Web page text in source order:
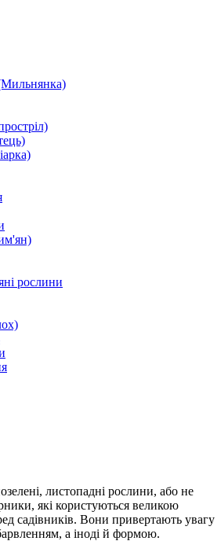
рослини
листопадні рослини, або не
які користуються великою
садівників. Вони привертають увагу
а іноді й формою.